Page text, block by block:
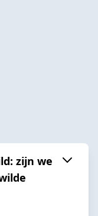
zijn we